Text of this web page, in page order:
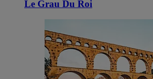
Le Grau Du Roi